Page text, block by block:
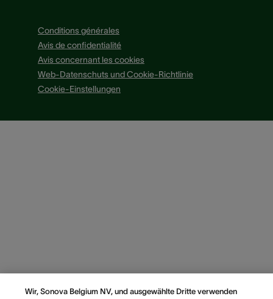
Conditions générales
Avis de confidentialité
Avis concernant les cookies
Web-Datenschuts und Cookie-Richtlinie
Cookie-Einstellungen
Wir, Sonova Belgium NV, und ausgewählte Dritte verwenden